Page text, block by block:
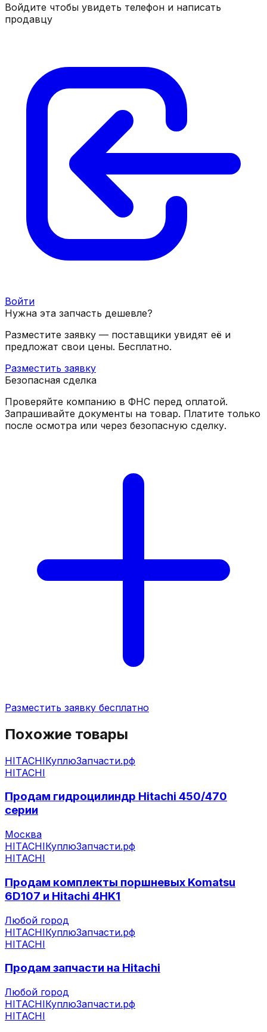
Войдите чтобы увидеть телефон и написать
продавцу
Войти
Нужна эта запчасть дешевле?
Разместите заявку — поставщики увидят её и
предложат свои цены. Бесплатно.
Разместить заявку
Безопасная сделка
Проверяйте компанию в ФНС перед оплатой.
Запрашивайте документы на товар. Платите только
после осмотра или через безопасную сделку.
Разместить заявку бесплатно
Похожие товары
HITACHIКуплюЗапчасти.рф
HITACHI
Продам гидроцилиндр Hitachi 450/470
серии
Москва
HITACHIКуплюЗапчасти.рф
HITACHI
Продам комплекты поршневых Komatsu
6D107 и Hitachi 4HK1
Любой город
HITACHIКуплюЗапчасти.рф
HITACHI
Продам запчасти на Hitachi
Любой город
HITACHIКуплюЗапчасти.рф
HITACHI